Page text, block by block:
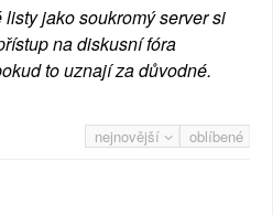
jako soukromý server si
na diskusní fóra
to uznají za důvodné.
nejnovější oblíbené